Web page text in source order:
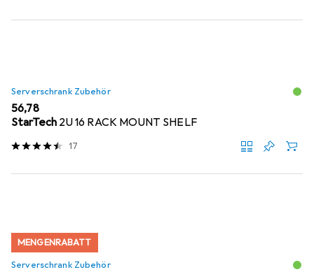
Serverschrank Zubehör
EUR
56,78
StarTech 2U 16 RACK MOUNT SHELF
17
MENGENRABATT
Serverschrank Zubehör